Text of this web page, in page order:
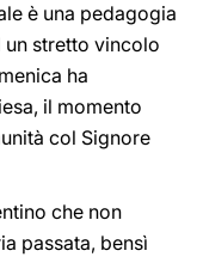
è una pedagogia
stretto vincolo
ha
il momento
col Signore
che non
passata, bensì